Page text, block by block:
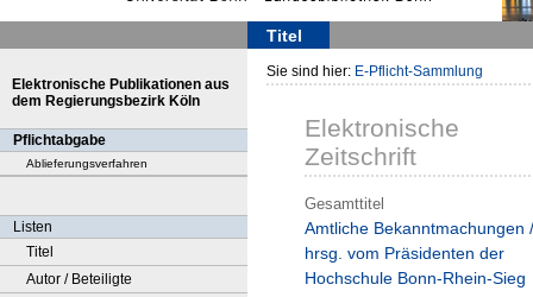
Titel
Elektronische Publikationen aus
dem Regierungsbezirk Köln
Pflichtabgabe
Ablieferungsverfahren
Listen
Titel
Autor / Beteiligte
Sie sind hier: E-Pflicht-Sammlung
Elektronische
Zeitschrift
Gesamttitel
Amtliche Bekanntmachungen /
hrsg. vom Präsidenten der
Hochschule Bonn-Rhein-Sieg